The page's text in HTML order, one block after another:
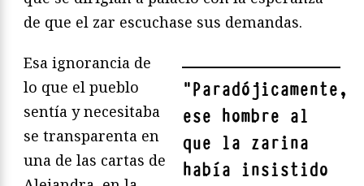
de que el zar escuchase sus demandas.
"Paradójicamente,
ese hombre al
que la zarina
había insistido
Esa ignorancia de
lo que el pueblo
sentía y necesitaba
se transparenta en
una de las cartas de